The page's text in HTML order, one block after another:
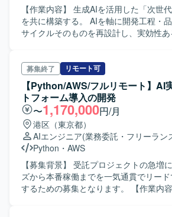
【作業内容】 生成AIを活用した「次世
を共に構築する。 AIを軸に開発工程・
サイクルそのものを再設計し、実効性
保証 ・継続的改善サイクルの確立を推
す。 【ポジションの魅力】 最新トレンド・技術動向の情報
収集と分析を通じて技術深耕が可能です。 【開発環
React, Spring Boot, アジャイル・スクラ
募集終了 リモート可
【Python/AWS/フルリモート】AI
トフォーム導入の開発
〜1,170,000円/月
港区（東京都）
AIエンジニア(業務委託・フリーラン
Python ・ AWS
【募集背景】 受託プロジェクトの急増
ズから本番稼働までを一気通貫でリー
するための募集となります。 【作業内容】 最先端の生成